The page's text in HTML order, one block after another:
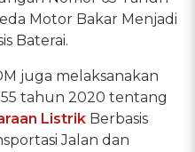
Motor Bakar Menjadi
Baterai.
juga melaksanakan
tahun 2020 tentang
Listrik Berbasis
Jalan dan